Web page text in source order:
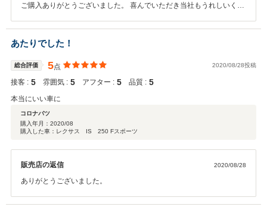
ご購入ありがとうございました。 喜んでいただき当社もうれしいく思
あたりでした！
総合評価 5点 2020/08/28投稿
接客 : 5 雰囲気 : 5 アフター : 5 品質 : 5
本当にいい車に
コロナバツ
購入年月： 2020/08
購入した車：レクサス IS 250 Fスポーツ
販売店の返信 2020/08/28
ありがとうございました。